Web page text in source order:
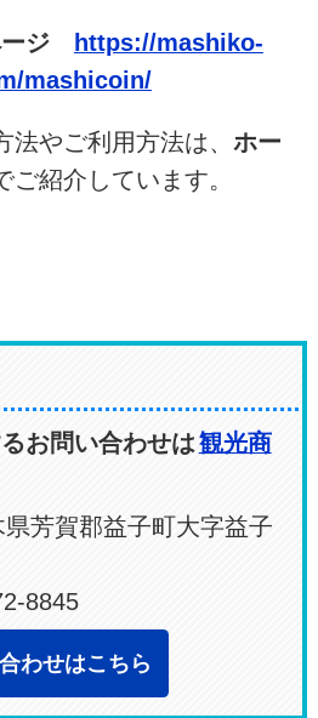
ジ
https://mashiko-
mashicoin/
やご利用方法は、 ホー
ご紹介しています。
お問い合わせは観光商
芳賀郡益子町大字益子
8845
わせはこちら